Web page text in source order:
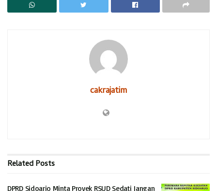
DPRD Sidoarjo Minta Proyek RSUD Sedati Jangan Mangkrak
DPRD Sidoarjo Minta RSUD Sidoarjo Timur Beroperasi 2027
Soal urusan teknis pemindahan tiang listrik, diselesaikan
Begitu pula pelaksana dengan PGN (Perusahaan Gas
alternatif di wilayah Gedangan sangat ditunggu
cakrajatim
RelatedPosts
DPRD Sidoarjo Minta Proyek RSUD Sedati Jangan